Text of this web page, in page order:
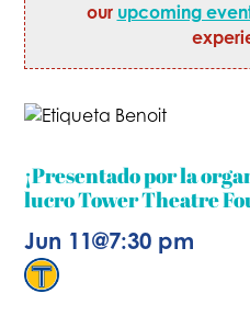
our upcoming
¡Presentado por la
lucro Tower Theatre
Jun 11@7:30 pm